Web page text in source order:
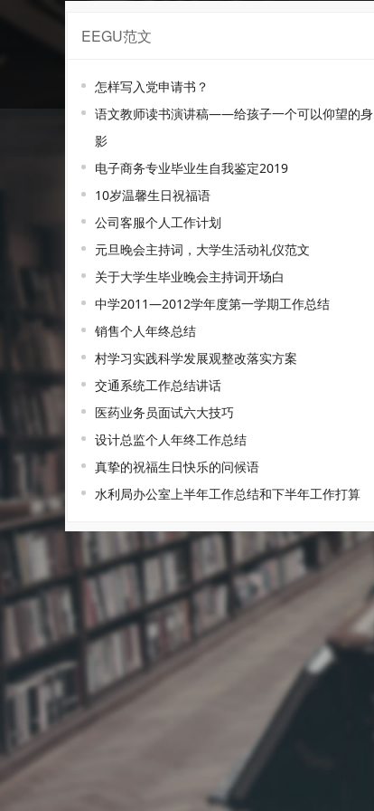
巴中范文
EEGU范文
怎样写入党申请书？
语文教师读书演讲稿——给孩子一个可以仰望的身
影
电子商务专业毕业生自我鉴定2019
10岁温馨生日祝福语
公司客服个人工作计划
元旦晚会主持词，大学生活动礼仪范文
关于大学生毕业晚会主持词开场白
中学2011—2012学年度第一学期工作总结
销售个人年终总结
村学习实践科学发展观整改落实方案
交通系统工作总结讲话
医药业务员面试六大技巧
设计总监个人年终工作总结
真挚的祝福生日快乐的问候语
水利局办公室上半年工作总结和下半年工作打算